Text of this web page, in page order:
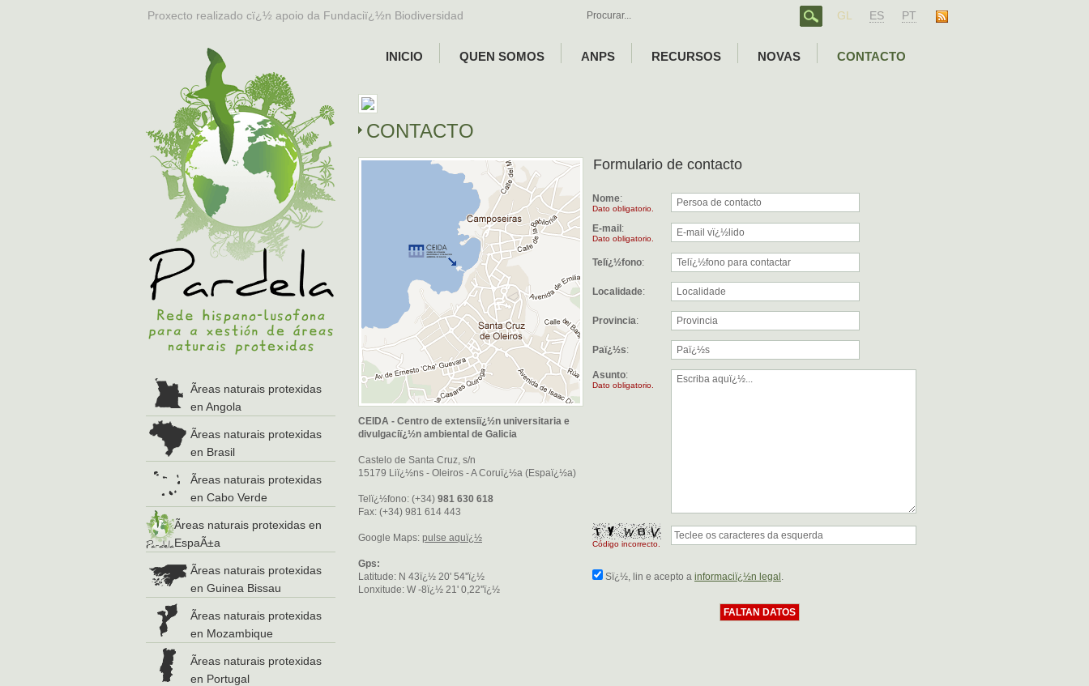
Proxecto realizado cï¿½ apoio da Fundaciï¿½n Biodiversidad PT
ES
GL
Ãreas naturais protexidas
en Angola
Ãreas naturais protexidas
en Brasil
Ãreas naturais protexidas
en Cabo Verde
Ãreas naturais protexidas en
EspaÃ±a
Ãreas naturais protexidas
en Guinea Bissau
Ãreas naturais protexidas
en Mozambique
Ãreas naturais protexidas
en Portugal
INICIO QUEN SOMOS ANPS RECURSOS NOVAS CONTACTO
CONTACTO
CEIDA - Centro de extensiï¿½n universitaria e
divulgaciï¿½n ambiental de Galicia
Castelo de Santa Cruz, s/n
15179 Liï¿½ns - Oleiros - A Coruï¿½a (Espaï¿½a)
Telï¿½fono: (+34) 981 630 618
Fax: (+34) 981 614 443
Google Maps: pulse aquï¿½
Gps:
Latitude: N 43ï¿½ 20' 54''ï¿½
Lonxitude: W -8ï¿½ 21' 0,22''ï¿½
Formulario de contacto
Nome:
Dato obligatorio.
E-mail
Dato obligatorio.
Telï¿½fono:
Localidade:
Provincia:
Paï¿½s:
Asunto:
Dato obligatorio.
Código incorrecto.
Sï¿½, lin e acepto a informaciï¿½n legal